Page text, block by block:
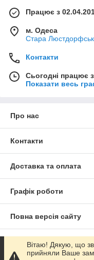
Працює з
м. Одеса
Стара
Контакти
Сьогодні працює
Показати весь
Про нас
Контакти
Доставка та оплата
Графік роботи
Повна версія сайту
Сайт створено на
Вітаю! Дякую, що
прийняли Ваше